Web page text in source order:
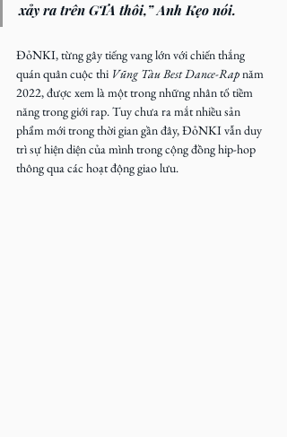
xảy ra trên GTA thôi,” Anh Kẹo nói.
ĐỏNKI, từng gây tiếng vang lớn với chiến thắng
quán quân cuộc thi Vũng Tàu Best Dance-Rap năm
2022, được xem là một trong những nhân tố tiềm
năng trong giới rap. Tuy chưa ra mắt nhiều sản
phẩm mới trong thời gian gần đây, ĐỏNKI vẫn duy
trì sự hiện diện của mình trong cộng đồng hip-hop
thông qua các hoạt động giao lưu.